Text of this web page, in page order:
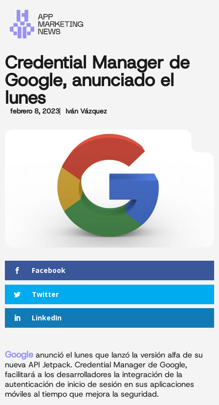
Credential Manager de
Google, anunciado el
lunes
febrero 8, 2023 Iván Vázquez
Facebook
Twitter
LinkedIn
Google anunció el lunes que lanzó la versión alfa de su
nueva API Jetpack. Credential Manager de Google,
facilitará a los desarrolladores la integración de la
autenticación de inicio de sesión en sus aplicaciones
móviles al tiempo que mejora la seguridad.